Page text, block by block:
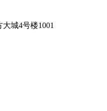
城4号楼1001